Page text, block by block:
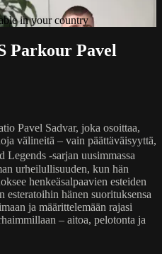
in your country
Parkour Pavel
Pavel Sadvar, joka osoittaa,
välineitä – vain päättäväisyyttä,
Legends -sarjan uusimmassa
urheilullisuuden, kun hän
henkeäsalpaavien esteiden
hänen suorituksensa
ja määrittelemään rajasi
– aitoa, pelotonta ja